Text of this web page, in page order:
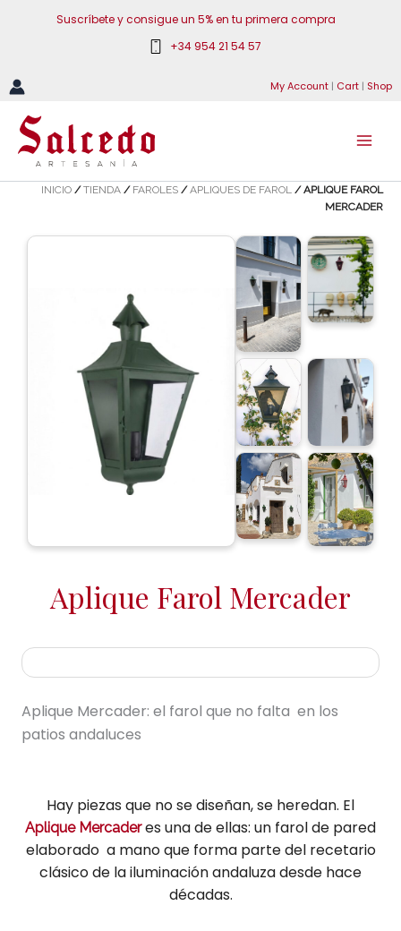
Suscríbete y consigue un 5% en tu primera compra
+34 954 21 54 57
My Account | Cart | Shop
INICIO /TIENDA / FAROLES /APLIQUES DE FAROL / APLIQUE FAROL
MERCADER
Aplique Farol Mercader
Aplique Mercader: el farol que no falta en los
patios andaluces
Hay piezas que no se diseñan, se heredan. El
Aplique Mercaderes una de ellas: un farol de pared
elaborado a mano que forma parte del recetario
clásico de la iluminación andaluza desde hace
décadas.